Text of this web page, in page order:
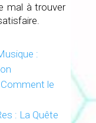
mal à trouver
:
le
: La Quête